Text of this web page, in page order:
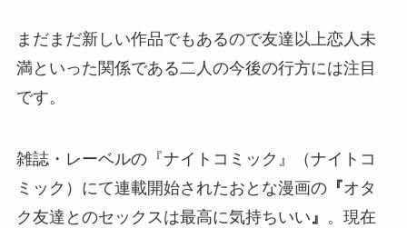
まだまだ新しい作品でもあるので友達以上恋人未
満といった関係である二人の今後の行方には注目
です。
雑誌・レーベルの『ナイトコミック』（ナイトコ
ミック）にて連載開始されたおとな漫画の『オタ
ク友達とのセックスは最高に気持ちいい』 。現在